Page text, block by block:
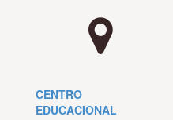
CENTRO
EDUCACIONAL